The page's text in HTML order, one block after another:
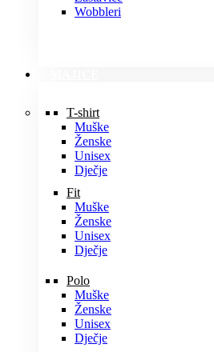
Wobbleri
T-shirt
Muške
Ženske
Unisex
Dječje
Fit
Muške
Ženske
Unisex
Dječje
Polo
Muške
Ženske
Unisex
Dječje